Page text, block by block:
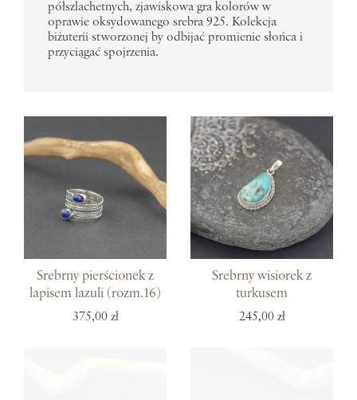
półszlachetnych, zjawiskowa gra kolorów w
oprawie oksydowanego srebra 925. Kolekcja
biżuterii stworzonej by odbijać promienie słońca i
przyciągać spojrzenia.
Srebrny pierścionek z
lapisem lazuli (rozm.16)
375,00 zł
Srebrny wisiorek z
turkusem
245,00 zł